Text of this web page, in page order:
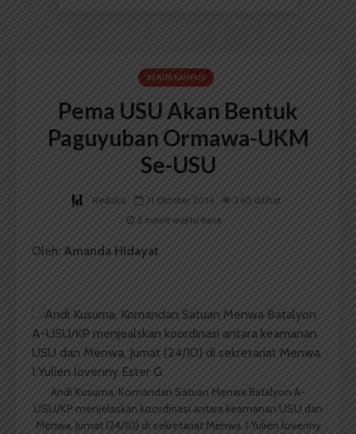
BERITA KAMPUS
Pema USU Akan Bentuk
Paguyuban Ormawa-UKM
Se-USU
Redaksi 31 Oktober 2014
240 dilihat
2 menit waktu baca
Oleh: Amanda Hidayat
Andi Kusuma, Komandan Satuan Menwa Batalyon A-
USU/KP menjelaskan koordinasi antara keamanan USU dan
Menwa, Jumat (24/10) di sekretariat Menwa. I Yulien lovenny